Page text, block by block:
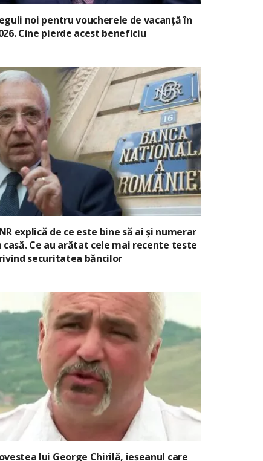
noi pentru voucherele de vacanță în
Cine pierde acest beneficiu
explică de ce este bine să ai și numerar
casă. Ce au arătat cele mai recente teste
securitatea băncilor
lui George Chirilă, ieșeanul care